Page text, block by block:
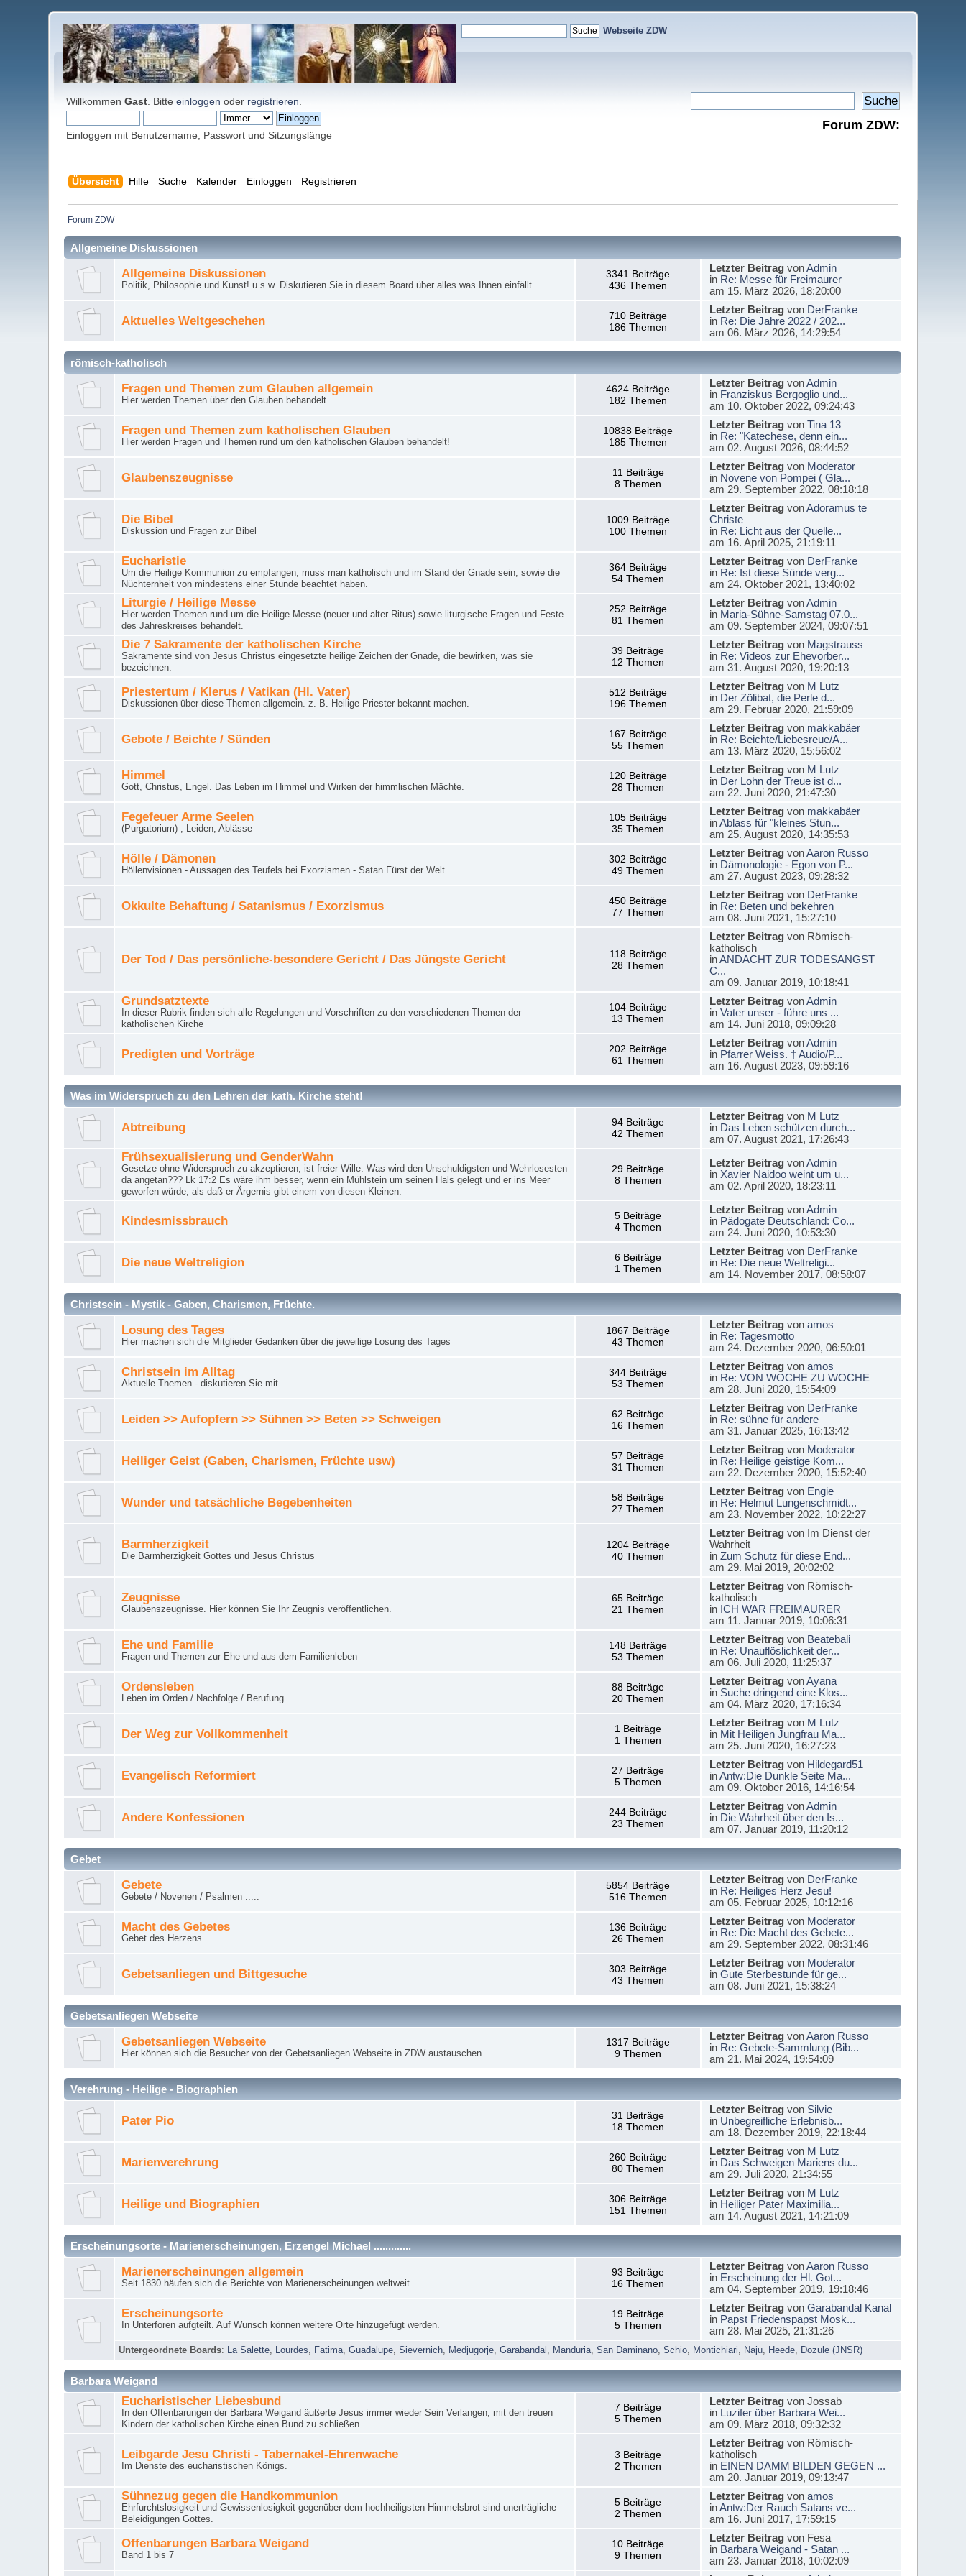
Webseite ZDW
WillkommenGast . Bitteeinloggen oder registrieren
Einloggen mit Benutzername, Passwort und Sitzungslänge
Forum ZDW:
Übersicht Hilfe Suche Kalender Einloggen Registrieren
Forum ZDW
Allgemeine Diskussionen
Allgemeine Diskussionen
Politik, Philosophie und Kunst! u.s.w. Diskutieren Sie in diesem Board über alles was Ihnen einfällt.
3341 Beiträge
436 Themen
Letzter BeitragvonAdmin
in Re: Messe für Freimaurer
am 15. März 2026, 18:20:00
Aktuelles Weltgeschehen
710 Beiträge
186 Themen
Letzter Beitragvon DerFranke
in Re: Die Jahre 2022 / 202...
am 06. März 2026, 14:29:54
römisch-katholisch
Fragen und Themen zum Glauben allgemein
Hier werden Themen über den Glauben behandelt.
4624 Beiträge
182 Themen
Letzter BeitragvonAdmin
in Franziskus Bergoglio und...
am 10. Oktober 2022, 09:24:43
Fragen und Themen zum katholischen Glauben
Hier werden Fragen und Themen rund um den katholischen Glauben behandelt!
10838 Beiträge
185 Themen
Letzter Beitragvon Tina 13
in Re: "Katechese, denn ein...
am 02. August 2026, 08:44:52
Glaubenszeugnisse
11 Beiträge
8 Themen
Letzter Beitragvon Moderator
in Novene von Pompei ( Gla...
am 29. September 2022, 08:18:18
Die Bibel
Diskussion und Fragen zur Bibel
1009 Beiträge
100 Themen
Letzter BeitragvonAdoramus te
Christe
in Re: Licht aus der Quelle...
am 16. April 2025, 21:19:11
Eucharistie
Um die Heilige Kommunion zu empfangen, muss man katholisch und im Stand der Gnade sein, sowie die
Nüchternheit von mindestens einer Stunde beachtet haben.
364 Beiträge
54 Themen
Letzter Beitragvon DerFranke
in Re: Ist diese Sünde verg...
am 24. Oktober 2021, 13:40:02
Liturgie / Heilige Messe
Hier werden Themen rund um die Heilige Messe (neuer und alter Ritus) sowie liturgische Fragen und Feste
des Jahreskreises behandelt.
252 Beiträge
81 Themen
Letzter BeitragvonAdmin
in Maria-Sühne-Samstag 07.0...
am 09. September 2024, 09:07:51
Die 7 Sakramente der katholischen Kirche
Sakramente sind von Jesus Christus eingesetzte heilige Zeichen der Gnade, die bewirken, was sie
bezeichnen.
39 Beiträge
12 Themen
Letzter Beitragvon Magstrauss
in Re: Videos zur Ehevorber...
am 31. August 2020, 19:20:13
Priestertum / Klerus / Vatikan (Hl. Vater)
Diskussionen über diese Themen allgemein. z. B. Heilige Priester bekannt machen.
512 Beiträge
196 Themen
Letzter Beitragvon M Lutz
in Der Zölibat, die Perle d...
am 29. Februar 2020, 21:59:09
Gebote / Beichte / Sünden
167 Beiträge
55 Themen
Letzter Beitragvon makkabäer
in Re: Beichte/Liebesreue/A...
am 13. März 2020, 15:56:02
Himmel
Gott, Christus, Engel. Das Leben im Himmel und Wirken der himmlischen Mächte.
120 Beiträge
28 Themen
Letzter Beitragvon M Lutz
in Der Lohn der Treue ist d...
am 22. Juni 2020, 21:47:30
Fegefeuer Arme Seelen
(Purgatorium) , Leiden, Ablässe
105 Beiträge
35 Themen
Letzter Beitragvon makkabäer
inAblass für "kleines Stun...
am 25. August 2020, 14:35:53
Hölle / Dämonen
Höllenvisionen - Aussagen des Teufels bei Exorzismen - Satan Fürst der Welt
302 Beiträge
49 Themen
Letzter BeitragvonAaron Russo
in Dämonologie - Egon von P...
am 27. August 2023, 09:28:32
Okkulte Behaftung / Satanismus / Exorzismus
450 Beiträge
77 Themen
Letzter Beitragvon DerFranke
in Re: Beten und bekehren
am 08. Juni 2021, 15:27:10
Der Tod / Das persönliche-besondere Gericht / Das Jüngste Gericht
118 Beiträge
28 Themen
Letzter Beitragvon Römisch-
katholisch
inANDACHT ZUR TODESANGST
C...
am 09. Januar 2019, 10:18:41
Grundsatztexte
In dieser Rubrik finden sich alle Regelungen und Vorschriften zu den verschiedenen Themen der
katholischen Kirche
104 Beiträge
13 Themen
Letzter BeitragvonAdmin
in Vater unser - führe uns ...
am 14. Juni 2018, 09:09:28
Predigten und Vorträge
202 Beiträge
61 Themen
Letzter BeitragvonAdmin
in Pfarrer Weiss. † Audio/P...
am 16. August 2023, 09:59:16
Was im Widerspruch zu den Lehren der kath. Kirche steht!
Abtreibung
94 Beiträge
42 Themen
Letzter Beitragvon M Lutz
in Das Leben schützen durch...
am 07. August 2021, 17:26:43
Frühsexualisierung und GenderWahn
Gesetze ohne Widerspruch zu akzeptieren, ist freier Wille. Was wird den Unschuldigsten und Wehrlosesten
da angetan??? Lk 17:2 Es wäre ihm besser, wenn ein Mühlstein um seinen Hals gelegt und er ins Meer
geworfen würde, als daß er Ärgernis gibt einem von diesen Kleinen.
29 Beiträge
8 Themen
Letzter BeitragvonAdmin
in Xavier Naidoo weint um u...
am 02. April 2020, 18:23:11
Kindesmissbrauch
5 Beiträge
4 Themen
Letzter BeitragvonAdmin
in Pädogate Deutschland: Co...
am 24. Juni 2020, 10:53:30
Die neue Weltreligion
6 Beiträge
1 Themen
Letzter Beitragvon DerFranke
in Re: Die neue Weltreligi...
am 14. November 2017, 08:58:07
Christsein - Mystik - Gaben, Charismen, Früchte.
Losung des Tages
Hier machen sich die Mitglieder Gedanken über die jeweilige Losung des Tages
1867 Beiträge
43 Themen
Letzter Beitragvon amos
in Re: Tagesmotto
am 24. Dezember 2020, 06:50:01
Christsein im Alltag
Aktuelle Themen - diskutieren Sie mit.
344 Beiträge
53 Themen
Letzter Beitragvon amos
in Re: VON WOCHE ZU WOCHE
am 28. Juni 2020, 15:54:09
Leiden >> Aufopfern >> Sühnen >> Beten >> Schweigen
62 Beiträge
16 Themen
Letzter Beitragvon DerFranke
in Re: sühne für andere
am 31. Januar 2025, 16:13:42
Heiliger Geist (Gaben, Charismen, Früchte usw)
57 Beiträge
31 Themen
Letzter Beitragvon Moderator
in Re: Heilige geistige Kom...
am 22. Dezember 2020, 15:52:40
Wunder und tatsächliche Begebenheiten
58 Beiträge
27 Themen
Letzter Beitragvon Engie
in Re: Helmut Lungenschmidt...
am 23. November 2022, 10:22:27
Barmherzigkeit
Die Barmherzigkeit Gottes und Jesus Christus
1204 Beiträge
40 Themen
Letzter Beitragvon Im Dienst der
Wahrheit
in Zum Schutz für diese End...
am 29. Mai 2019, 20:02:02
Zeugnisse
Glaubenszeugnisse. Hier können Sie Ihr Zeugnis veröffentlichen.
65 Beiträge
21 Themen
Letzter Beitragvon Römisch-
katholisch
in ICH WAR FREIMAURER
am 11. Januar 2019, 10:06:31
Ehe und Familie
Fragen und Themen zur Ehe und aus dem Familienleben
148 Beiträge
53 Themen
Letzter Beitragvon Beatebali
in Re: Unauflöslichkeit der...
am 06. Juli 2020, 11:25:37
Ordensleben
Leben im Orden / Nachfolge / Berufung
88 Beiträge
20 Themen
Letzter BeitragvonAyana
in Suche dringend eine Klos...
am 04. März 2020, 17:16:34
Der Weg zur Vollkommenheit
1 Beiträge
1 Themen
Letzter Beitragvon M Lutz
in Mit Heiligen Jungfrau Ma...
am 25. Juni 2020, 16:27:23
Evangelisch Reformiert
27 Beiträge
5 Themen
Letzter Beitragvon Hildegard51
inAntw:Die Dunkle Seite Ma...
am 09. Oktober 2016, 14:16:54
Andere Konfessionen
244 Beiträge
23 Themen
Letzter BeitragvonAdmin
in Die Wahrheit über den Is...
am 07. Januar 2019, 11:20:12
Gebet
Gebete
Gebete / Novenen / Psalmen .....
5854 Beiträge
516 Themen
Letzter Beitragvon DerFranke
in Re: Heiliges Herz Jesu!
am 05. Februar 2025, 10:12:16
Macht des Gebetes
Gebet des Herzens
136 Beiträge
26 Themen
Letzter Beitragvon Moderator
in Re: Die Macht des Gebete...
am 29. September 2022, 08:31:46
Gebetsanliegen und Bittgesuche
303 Beiträge
43 Themen
Letzter Beitragvon Moderator
in Gute Sterbestunde für ge...
am 08. Juni 2021, 15:38:24
Gebetsanliegen Webseite
Gebetsanliegen Webseite
Hier können sich die Besucher von der Gebetsanliegen Webseite in ZDW austauschen.
1317 Beiträge
9 Themen
Letzter BeitragvonAaron Russo
in Re: Gebete-Sammlung (Bib...
am 21. Mai 2024, 19:54:09
Verehrung - Heilige - Biographien
Pater Pio
31 Beiträge
18 Themen
Letzter Beitragvon Silvie
in Unbegreifliche Erlebnisb...
am 18. Dezember 2019, 22:18:44
Marienverehrung
260 Beiträge
80 Themen
Letzter Beitragvon M Lutz
in Das Schweigen Mariens du...
am 29. Juli 2020, 21:34:55
Heilige und Biographien
306 Beiträge
151 Themen
Letzter Beitragvon M Lutz
in Heiliger Pater Maximilia...
am 14. August 2021, 14:21:09
Erscheinungsorte - Marienerscheinungen, Erzengel Michael .............
Marienerscheinungen allgemein
Seit 1830 häufen sich die Berichte von Marienerscheinungen weltweit.
93 Beiträge
16 Themen
Letzter BeitragvonAaron Russo
in Erscheinung der Hl. Got...
am 04. September 2019, 19:18:46
Erscheinungsorte
In Unterforen aufgteilt. Auf Wunsch können weitere Orte hinzugefügt werden.
19 Beiträge
5 Themen
Letzter Beitragvon Garabandal Kanal
in Papst Friedenspapst Mosk...
am 28. Mai 2025, 21:31:26
Untergeordnete Boards: La Salette Lourdes Fatima ,Guadalupe ,Sievernich Medjugorje ,Garabandal Manduria ,San Daminano ,Schio Montichiari Naju Heede Dozule (JNSR)
Barbara Weigand
Eucharistischer Liebesbund
In den Offenbarungen der Barbara Weigand äußerte Jesus immer wieder Sein Verlangen, mit den treuen
Kindern der katholischen Kirche einen Bund zu schließen.
7 Beiträge
5 Themen
Letzter Beitragvon Jossab
in Luzifer über Barbara Wei...
am 09. März 2018, 09:32:32
Leibgarde Jesu Christi - Tabernakel-Ehrenwache
Im Dienste des eucharistischen Königs.
3 Beiträge
2 Themen
Letzter Beitragvon Römisch-
katholisch
in EINEN DAMM BILDEN GEGEN ...
am 20. Januar 2019, 09:13:47
Sühnezug gegen die Handkommunion
Ehrfurchtslosigkeit und Gewissenlosigkeit gegenüber dem hochheiligsten Himmelsbrot sind unerträgliche
Beleidigungen Gottes.
5 Beiträge
2 Themen
Letzter Beitragvon amos
inAntw:Der Rauch Satans ve...
am 16. Juni 2017, 17:59:15
Offenbarungen Barbara Weigand
Band 1 bis 7
10 Beiträge
9 Themen
Letzter Beitragvon Fesa
in Barbara Weigand - Satan ...
am 23. Januar 2018, 10:02:09